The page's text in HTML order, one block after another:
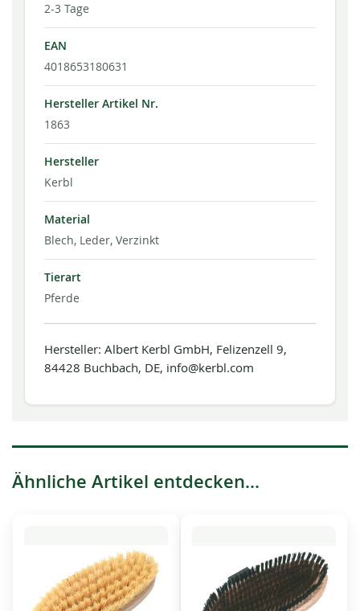
2-3 Tage
EAN
4018653180631
Hersteller Artikel Nr.
1863
Hersteller
Kerbl
Material
Blech, Leder, Verzinkt
Tierart
Pferde
Hersteller: Albert Kerbl GmbH, Felizenzell 9,
84428 Buchbach, DE, info@kerbl.com
Ähnliche Artikel entdecken...